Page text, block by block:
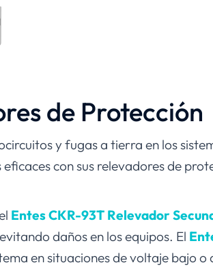
de Protección
y fugas a tierra en los
con sus relevadores de
Entes CKR-93T Relevador
daños en los equipos. El
en situaciones de voltaje bajo o